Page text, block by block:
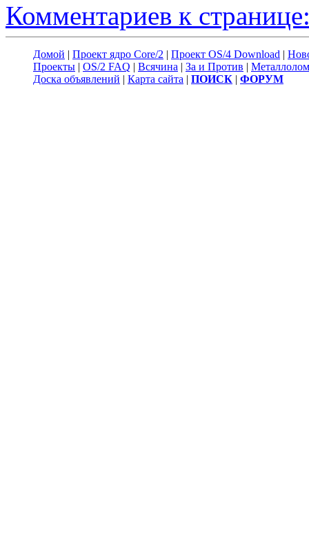
Комментариев к
Домой | Проект ядро Core/2 | Проект OS/4 Download |
Проекты | OS/2 FAQ | Всячина | За и Против | Металлолом
Доска объявлений | Карта сайта | ПОИСК | ФОРУМ